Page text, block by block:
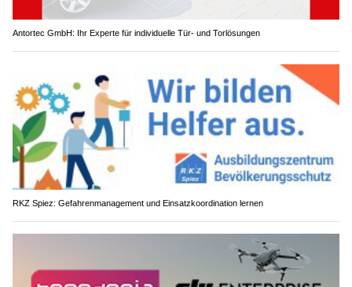
Antortec GmbH: Ihr Experte für individuelle Tür- und Torlösungen
RKZ Spiez: Gefahrenmanagement und Einsatzkoordination lernen